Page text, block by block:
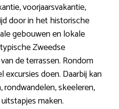
voorjaarsvakantie,
door in het historische
gebouwen en lokale
Zweedse
de terrassen. Rondom
doen. Daarbij kan
skeeleren,
maken.